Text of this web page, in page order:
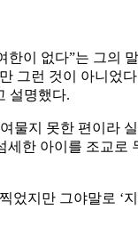
이 없다”는 그
그런 것이 아니
설명했다.
지 못한 편이라
한 아이를 조교
지만 그야말로 ‘